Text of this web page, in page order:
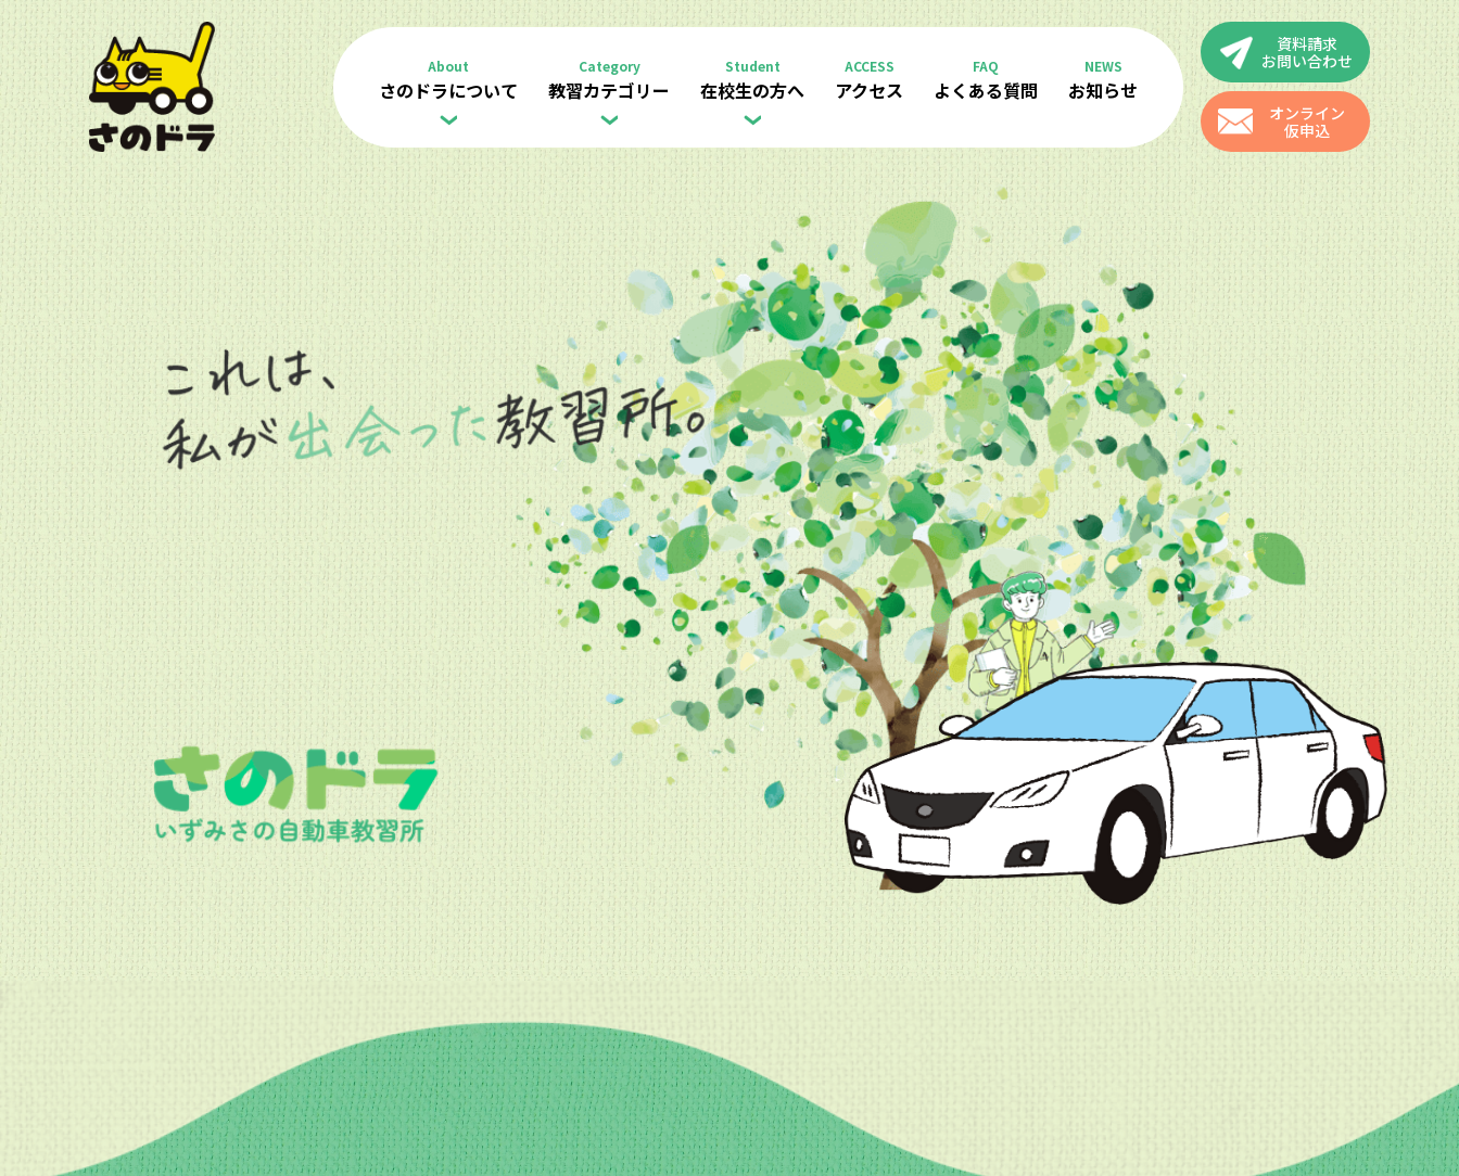
About
さのドラについて
Category
教習カテゴリー
Student
在校生の方へ
ACCESS
アクセス
FAQ
よくある質問
NEWS
お知らせ
資料請求
お問い合わせ
オンライン
仮申込